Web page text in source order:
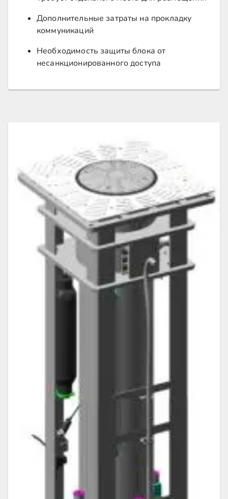
Дополнительные затраты на прокладку
коммуникаций
Необходимость защиты блока от
несанкционированного доступа